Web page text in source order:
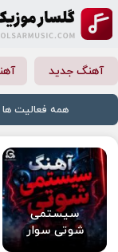
آهنگ جدید
همه فعالیت
سیستمی
شوتی سوار